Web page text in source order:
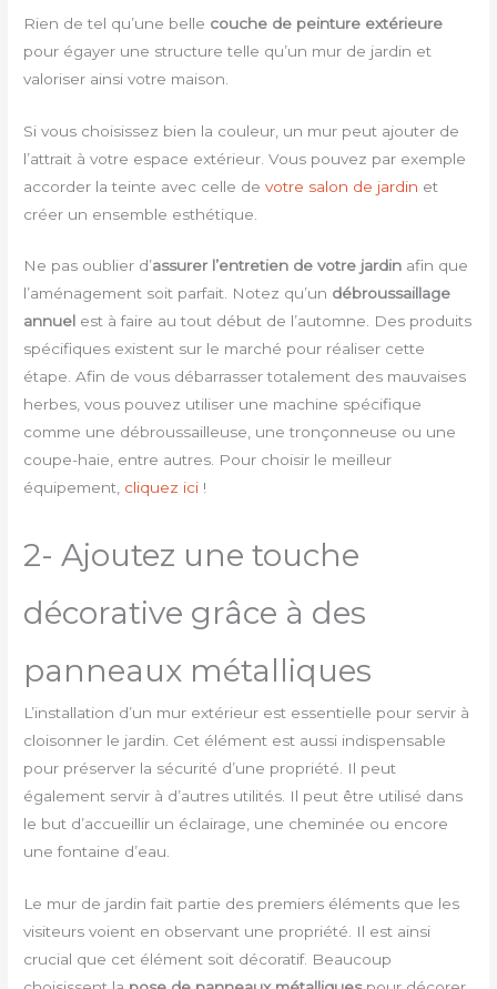
Rien de tel qu’une belle couche de peinture extérieure
pour égayer une structure telle qu’un mur de jardin et
valoriser ainsi votre maison.
Si vous choisissez bien la couleur, un mur peut ajouter de
l’attrait à votre espace extérieur. Vous pouvez par exemple
accorder la teinte avec celle devotre salon de jardin et
créer un ensemble esthétique.
Ne pas oublier d’assurer l’entretien de votre jardin afin que
l’aménagement soit parfait. Notez qu’un débroussaillage
annuel est à faire au tout début de l’automne. Des produits
spécifiques existent sur le marché pour réaliser cette
étape. Afin de vous débarrasser totalement des mauvaises
herbes, vous pouvez utiliser une machine spécifique
comme une débroussailleuse, une tronçonneuse ou une
coupe-haie, entre autres. Pour choisir le meilleur
équipement, cliquez ici !
2- Ajoutez une touche
décorative grâce à des
panneaux métalliques
L’installation d’un mur extérieur est essentielle pour servir à
cloisonner le jardin. Cet élément est aussi indispensable
pour préserver la sécurité d’une propriété. Il peut
également servir à d’autres utilités. Il peut être utilisé dans
le but d’accueillir un éclairage, une cheminée ou encore
une fontaine d’eau.
Le mur de jardin fait partie des premiers éléments que les
visiteurs voient en observant une propriété. Il est ainsi
crucial que cet élément soit décoratif. Beaucoup